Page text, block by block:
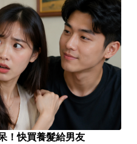
！快買養髮給男友